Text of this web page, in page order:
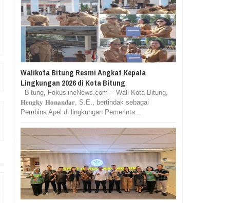
Walikota Bitung Resmi Angkat Kepala
Lingkungan 2026 di Kota Bitung
Bitung, FokuslineNews.com -- Wali Kota Bitung,
𝐇𝐞𝐧𝐠𝐤𝐲 𝐇𝐨𝐧𝐚𝐧𝐝𝐚𝐫, S.E., bertindak sebagai
Pembina Apel di lingkungan Pemerinta...